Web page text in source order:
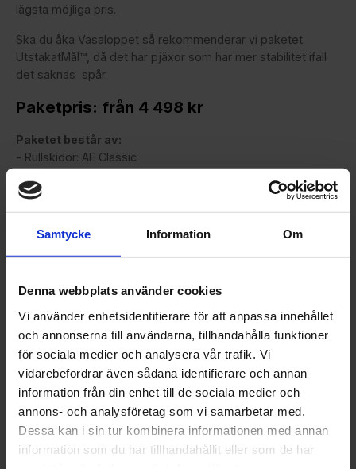
Samtycke Information Om
Denna webbplats använder cookies
Vi använder enhetsidentifierare för att anpassa innehållet
och annonserna till användarna, tillhandahålla funktioner
för sociala medier och analysera vår trafik. Vi
vidarebefordrar även sådana identifierare och annan
information från din enhet till de sociala medier och
annons- och analysföretag som vi samarbetar med.
Dessa kan i sin tur kombinera informationen med annan
information som du har tillhandahållit eller som de har
lägsta möjliga pris.
Ska du åka Vasaloppet så rekommenderar vi paketet
UtstakatMål™, då det har pjäxor som har mer stabilitet ifall
det saknas spår.
Paketpris: från 4 498 kr
Paketet består av:
- Rullskidor: AE Classic
- Bindning: Prolink Race
- Rullskidstav: Salomon eller Oneway stav
Köp även till Diamantbryne, väska, handskar, hjälm och
skydd till rabatterat pris.
Köp ditt paket via vår paketbyggare där du även får rabatt
på extra utrustning.
- Följ vägledningen med tre snögubbar ☃️☃️☃️ för varje steg
i paketprocessen.